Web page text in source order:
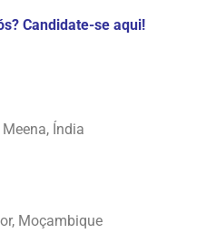
Candidate-se aqui!
Índia
Moçambique